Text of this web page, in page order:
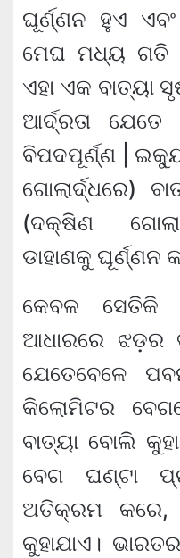
ଘୂର୍ଣ୍ଣନ ହୁଏ
ମେଘ ମଧ୍ୟ ଗତି
ଏହା ଏକ ବାତ୍ୟା
ଆର୍ଦ୍ରତା
ବିପଦପୂର୍ଣ୍ଣ |
ଗୋଲାର୍ଦ୍ଧରେ)
(ଦକ୍ଷିଣ
ଡାହାଣକୁ ଘୂର୍ଣ୍ଣନ
କେବଳ ସେତିକି
ଆଧାରରେ ଝଡ଼ର
ଯେତେବେଳେ
କିଲୋମିଟର
ବାତ୍ୟା ବୋଲି
ବେଗ ଘଣ୍ଟା
ଅତିକ୍ରମ କରେ,
କୁହାଯାଏ।